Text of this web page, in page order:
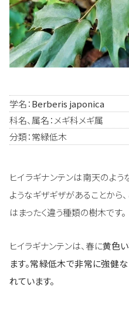
学名：Berberis japonica
科名、属名：メギ科メギ属
分類：常緑低木
ヒイラギナンテンは南天のよう
ようなギザギザがあることから
はまったく違う種類の樹木です。
ヒイラギナンテンは、春に黄色
ます。常緑低木で非常に強健
れています。